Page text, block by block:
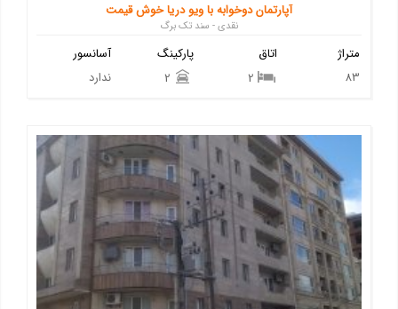
آپارتمان دوخوابه با ویو دریا خوش قیمت
نقدی - سند تک برگ
آسانسور
ندارد
پارکینگ
اتاق
متراژ
83